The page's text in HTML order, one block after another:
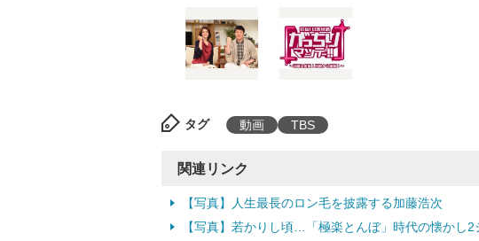
タグ 動画 TBS
関連リンク
【写真】人生最長のロン毛を披露する加藤浩次
【写真】若かりし頃…「極楽とんぼ」時代の懐かし2